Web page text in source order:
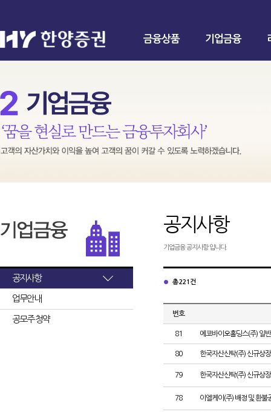
금융상품 기업금융
공지사항
업무안내
공모주 청약
공지사항
기업금융 공지사항 입니다.
총 221건
번호
81 에코바이오홀딩스(주) 일
80 한국자산신탁(주) 신규상
79 한국자산신탁(주) 신규상
78 이엘케이(주) 배정 및 환불